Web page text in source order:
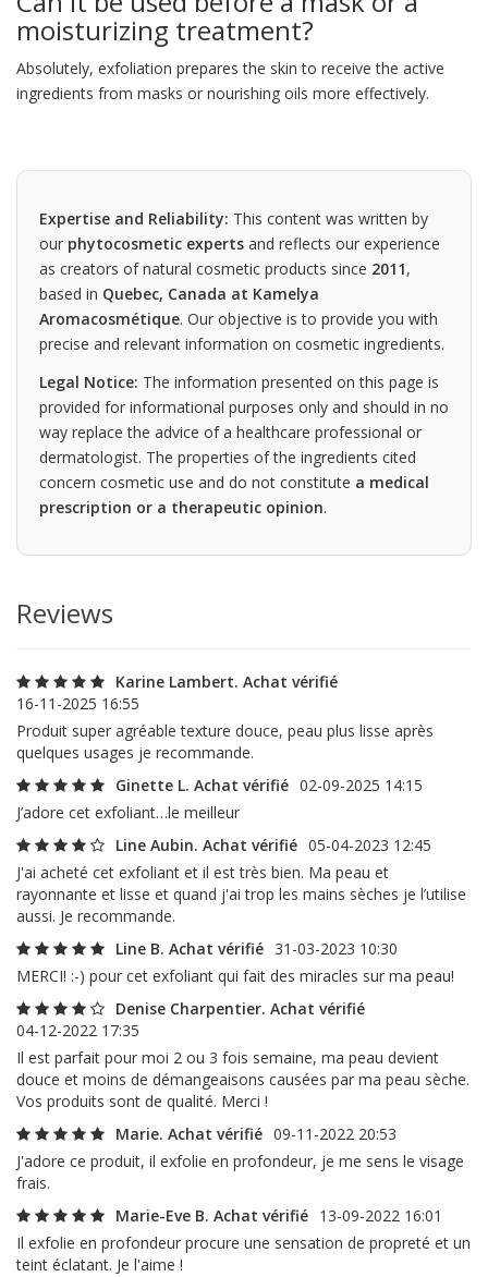
moisturizing treatment?
Absolutely, exfoliation prepares the skin to receive the active
ingredients from masks or nourishing oils more effectively.
Expertise and Reliability: This content was written by
our phytocosmetic experts and reflects our experience
as creators of natural cosmetic products since 2011,
based in Quebec, Canada at Kamelya
Aromacosmétique. Our objective is to provide you with
precise and relevant information on cosmetic ingredients.
Legal Notice: The information presented on this page is
provided for informational purposes only and should in no
way replace the advice of a healthcare professional or
dermatologist. The properties of the ingredients cited
concern cosmetic use and do not constitute a medical
prescription or a therapeutic opinion.
Reviews
Karine Lambert. Achat vérifié
16-11-2025 16:55
Produit super agréable texture douce, peau plus lisse après
quelques usages je recommande.
Ginette L. Achat vérifié 02-09-2025 14:15
J’adore cet exfoliant…le meilleur
Line Aubin. Achat vérifié 05-04-2023 12:45
J'ai acheté cet exfoliant et il est très bien. Ma peau et
rayonnante et lisse et quand j'ai trop les mains sèches je l’utilise
aussi. Je recommande.
Line B. Achat vérifié 31-03-2023 10:30
MERCI! :-) pour cet exfoliant qui fait des miracles sur ma peau!
Denise Charpentier. Achat vérifié
04-12-2022 17:35
Il est parfait pour moi 2 ou 3 fois semaine, ma peau devient
douce et moins de démangeaisons causées par ma peau sèche.
Vos produits sont de qualité. Merci !
Marie. Achat vérifié 09-11-2022 20:53
J'adore ce produit, il exfolie en profondeur, je me sens le visage
frais.
Marie-Eve B. Achat vérifié 13-09-2022 16:01
Il exfolie en profondeur procure une sensation de propreté et un
teint éclatant. Je l'aime !